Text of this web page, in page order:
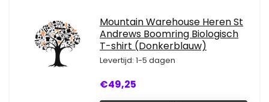
Mountain Warehouse Heren St
Andrews Boomring Biologisch
T-shirt (Donkerblauw)
Levertijd: 1-5 dagen
€49,25